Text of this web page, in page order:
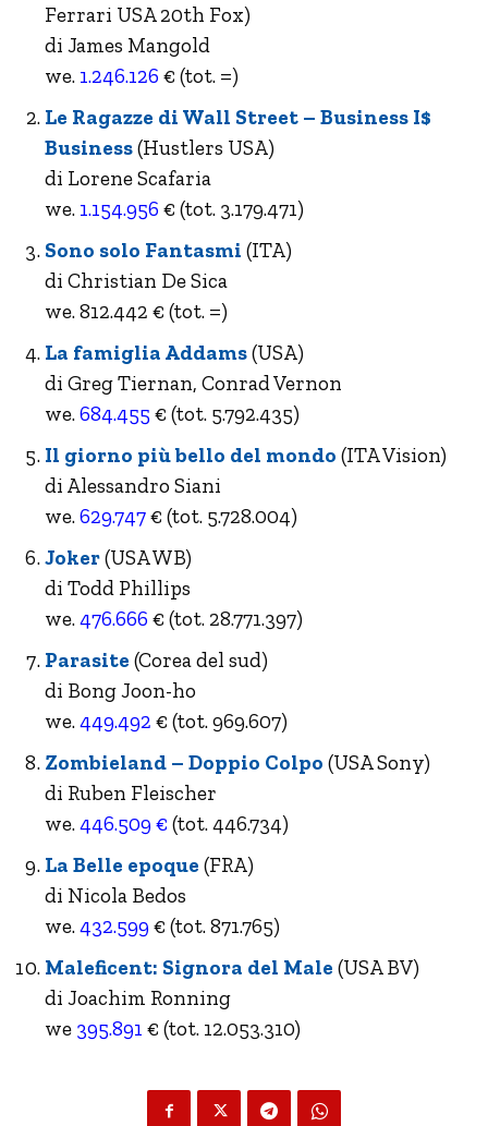
Ferrari USA 20th Fox)
di James Mangold
we. 1.246.126 € (tot. =)
Le Ragazze di Wall Street – Business I$
Business(Hustlers USA)
di Lorene Scafaria
we. 1.154.956 € (tot. 3.179.471)
Sono solo Fantasmi (ITA)
di Christian De Sica
we. 812.442 € (tot. =)
La famiglia Addams(USA)
di Greg Tiernan, Conrad Vernon
we.684.455 € (tot. 5.792.435)
Il giorno più bello del mondo (ITA Vision)
di Alessandro Siani
we.629.747€ (tot. 5.728.004)
Joker(USA WB)
di Todd Phillips
we.476.666 € (tot. 28.771.397)
Parasite (Corea del sud)
di Bong Joon-ho
we.449.492 € (tot. 969.607)
Zombieland – Doppio Colpo (USA Sony)
di Ruben Fleischer
we.446.509 € (tot. 446.734)
La Belle epoque (FRA)
di Nicola Bedos
we.432.599 € (tot. 871.765)
Maleficent: Signora del Male (USA BV)
di Joachim Ronning
we 395.891 € (tot. 12.053.310)